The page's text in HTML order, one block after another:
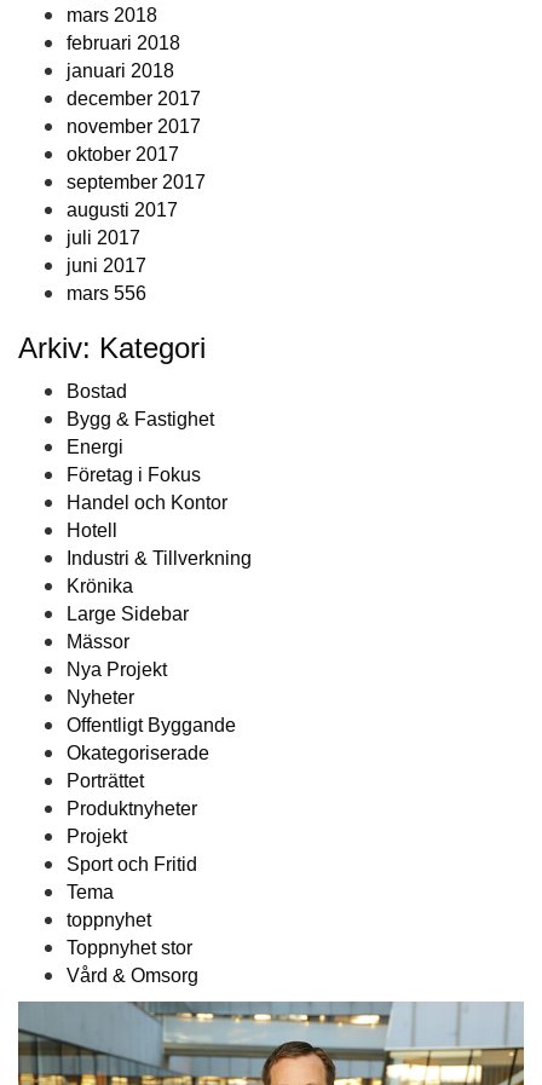
mars 2018
februari 2018
januari 2018
december 2017
november 2017
oktober 2017
september 2017
augusti 2017
juli 2017
juni 2017
mars 556
Arkiv: Kategori
Bostad
Bygg & Fastighet
Energi
Företag i Fokus
Handel och Kontor
Hotell
Industri & Tillverkning
Krönika
Large Sidebar
Mässor
Nya Projekt
Nyheter
Offentligt Byggande
Okategoriserade
Porträttet
Produktnyheter
Projekt
Sport och Fritid
Tema
toppnyhet
Toppnyhet stor
Vård & Omsorg